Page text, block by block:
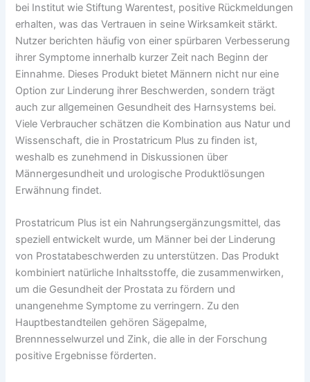
bei Institut wie Stiftung Warentest, positive Rückmeldungen
erhalten, was das Vertrauen in seine Wirksamkeit stärkt.
Nutzer berichten häufig von einer spürbaren Verbesserung
ihrer Symptome innerhalb kurzer Zeit nach Beginn der
Einnahme. Dieses Produkt bietet Männern nicht nur eine
Option zur Linderung ihrer Beschwerden, sondern trägt
auch zur allgemeinen Gesundheit des Harnsystems bei.
Viele Verbraucher schätzen die Kombination aus Natur und
Wissenschaft, die in Prostatricum Plus zu finden ist,
weshalb es zunehmend in Diskussionen über
Männergesundheit und urologische Produktlösungen
Erwähnung findet.
Prostatricum Plus ist ein Nahrungsergänzungsmittel, das
speziell entwickelt wurde, um Männer bei der Linderung
von Prostatabeschwerden zu unterstützen. Das Produkt
kombiniert natürliche Inhaltsstoffe, die zusammenwirken,
um die Gesundheit der Prostata zu fördern und
unangenehme Symptome zu verringern. Zu den
Hauptbestandteilen gehören Sägepalme,
Brennnesselwurzel und Zink, die alle in der Forschung
positive Ergebnisse förderten.